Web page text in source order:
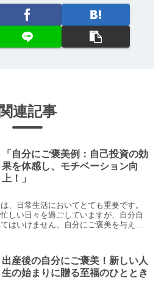
関連記事
「自分にご褒美例：自己投資の効
果を体感し、モチベーション向
上！」
、日常生活においてとても重要です。
しい日々を過ごしていますが、自分自
はいけません。自分にご褒美を与える
出産後の自分にご褒美！新しい人
生の始まりに贈る至福のひととき